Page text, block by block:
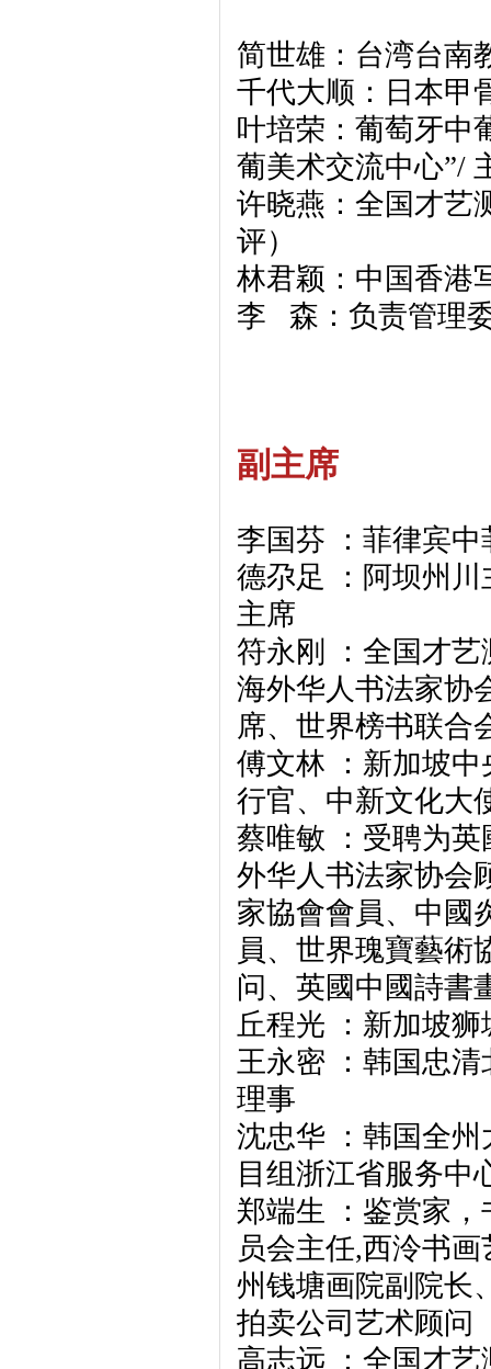
简世雄：台湾台南
千代大顺：日本甲
叶培荣：葡萄牙中
葡美术交流中心”/
许晓燕：全国才艺
评）
林君颖：中国香港
李 森：负责管理
副主席
李国芬 ：菲律宾
德尕足 ：阿坝州
主席
符永刚 ：全国才
海外华人书法家协
席、世界榜书联合
傅文林 ：新加坡
行官、中新文化大
蔡唯敏 ：受聘为
外华人书法家协会
家協會會員、中國
員、世界瑰寶藝術
问、英國中國詩書
丘程光 ：新加坡
王永密 ：韩国忠
理事
沈忠华 ：韩国全
目组浙江省服务中
郑端生 ：鉴赏家
员会主任,西泠书
州钱塘画院副院长
拍卖公司艺术顾问
高志远 ：全国才